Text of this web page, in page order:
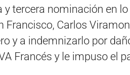
tercera nominación en
Francisco, Carlos
y a indemnizarlo por
Francés y le impuso el